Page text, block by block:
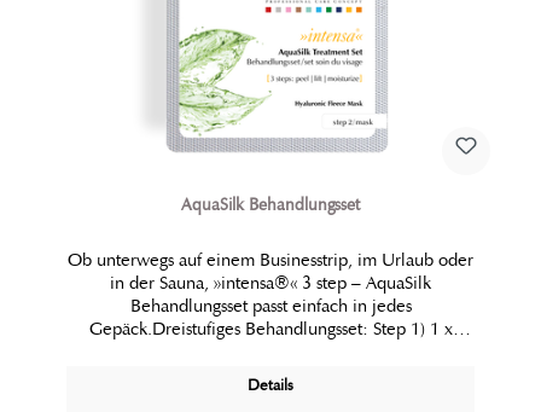
AquaSilk Behandlungsset
Ob unterwegs auf einem Businesstrip, im Urlaub oder
in der Sauna, »intensa®« 3 step – AquaSilk
Behandlungsset passt einfach in jedes
Gepäck.Dreistufiges Behandlungsset: Step 1) 1 x
x Cellulose Vliesmaske getränkt in Wirkstofflösung
Step 3) 1 x 1,2 ml AquaSilk Serum
Details